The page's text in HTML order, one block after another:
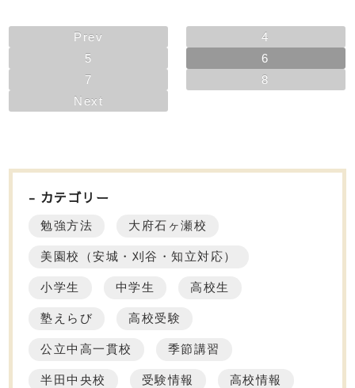
Prev
4
5
6
7
8
Next
カテゴリー
勉強方法 大府石ヶ瀬校
美園校（安城・刈谷・知立対応）
小学生 中学生 高校生
塾えらび 高校受験
公立中高一貫校 季節講習
半田中央校 受験情報 高校情報